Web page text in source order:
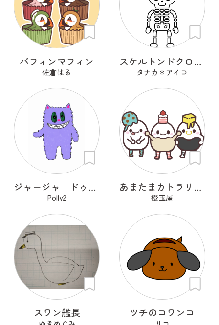
パフィンマフィン
佐倉はる
スケルトンドクロちゃん
タナカ＊アイコ
ジャージャ ドゥ ジャジャンゴ
Polly2
あまたまカトラリーズ
橙玉屋
スワン艦長 ツチのコワンコ